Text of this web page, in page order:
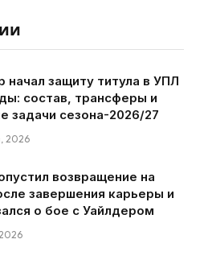
начал защиту титула в УПЛ
состав, трансферы и
задачи сезона-2026/27
2026
возвращение на
завершения карьеры и
о бое с Уайлдером